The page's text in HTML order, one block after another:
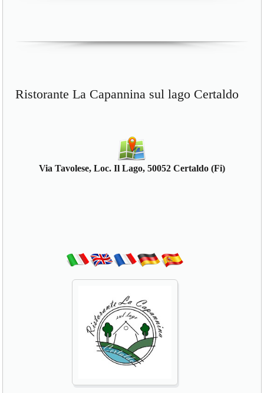
Ristorante La Capannina sul lago Certaldo
Via Tavolese, Loc. Il Lago, 50052 Certaldo (Fi)